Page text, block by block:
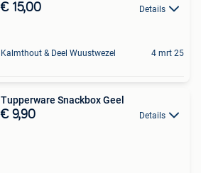
€ 15,00 Details
Kalmthout & Deel Wuustwezel 4 mrt 25
Tupperware Snackbox Geel
€ 9,90 Details